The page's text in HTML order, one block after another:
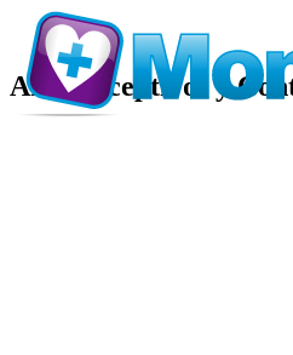
Anticonceptivos y